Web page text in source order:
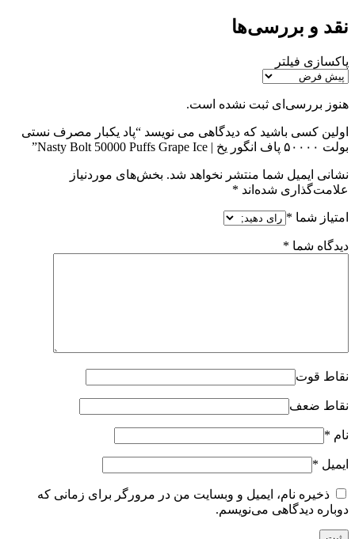
نقد و بررسی‌ها
پاکسازی فیلتر
هنوز بررسی‌ای ثبت نشده است.
اولین کسی باشید که دیدگاهی می نویسد “پاد یکبار مصرف نستی
بولت ۵۰۰۰۰ پاف انگور یخ | Nasty Bolt 50000 Puffs Grape Ice”
نشانی ایمیل شما منتشر نخواهد شد. بخش‌های موردنیاز
علامت‌گذاری شده‌اند *
امتیاز شما *
دیدگاه شما *
نقاط قوت
نقاط ضعف
نام *
ایمیل *
ذخیره نام، ایمیل و وبسایت من در مرورگر برای زمانی که
دوباره دیدگاهی می‌نویسم.